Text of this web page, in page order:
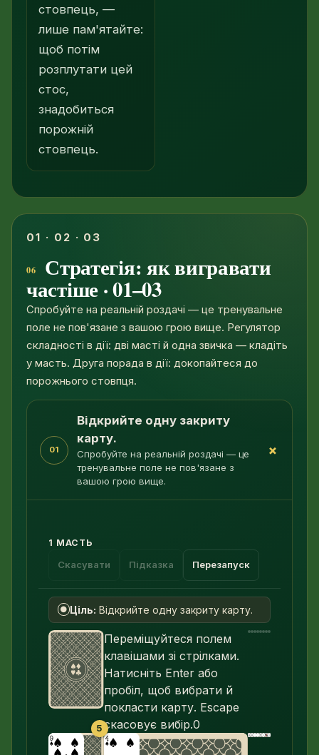
стовпець, —
лише пам'ятайте:
щоб потім
розплутати цей
стос,
знадобиться
порожній
стовпець.
01 · 02 · 03
Стратегія: як вигравати
частіше · 01–03
Спробуйте на реальній роздачі — це тренувальне
поле не пов'язане з вашою грою вище. Регулятор
складності в дії: дві масті й одна звичка — кладіть
у масть. Друга порада в дії: докопайтеся до
порожнього стовпця.
01
Відкрийте одну закриту
карту.
Спробуйте на реальній роздачі — це
тренувальне поле не пов'язане з
вашою грою вище.
+
1 МАСТЬ
Скасувати Підказка Перезапуск
● Ціль: Відкрийте одну закриту карту.
Переміщуйтеся полем
клавішами зі стрілками.
Натисніть Enter або
пробіл, щоб вибрати й
покласти карту. Escape
скасовує вибір.0
5